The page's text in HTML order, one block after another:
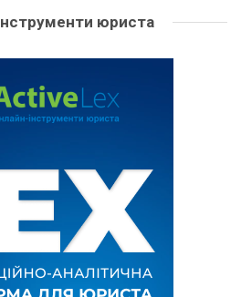
юриста